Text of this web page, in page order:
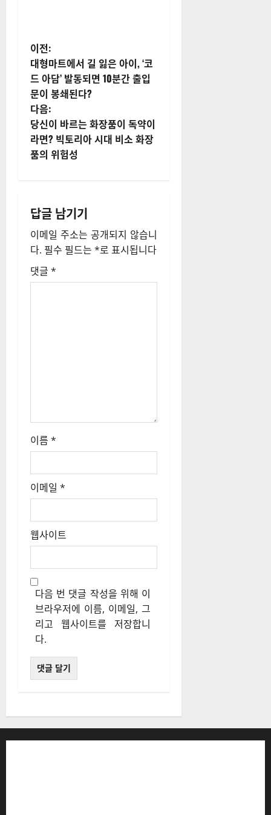
게
시
물
내
비
이
션
이전:
대형마트에서 길 잃은 아이, ‘코
드 아담’ 발동되면 10분간 출입
문이 봉쇄된다?
다음:
당신이 바르는 화장품이 독약이
라면? 빅토리아 시대 비소 화장
품의 위험성
답글 남기기
이메일 주소는 공개되지 않습니
다. 필수 필드는 *로 표시됩니다
댓글 *
이름 *
이메일 *
웹사이트
다음 번 댓글 작성을 위해 이
브라우저에 이름, 이메일, 그
리고 웹사이트를 저장합니
다.